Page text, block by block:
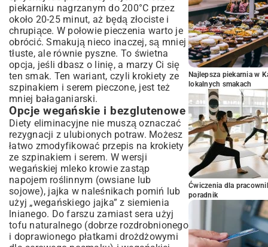
piekarniku nagrzanym do 200°C przez
około 20-25 minut, aż będą złociste i
chrupiące. W połowie pieczenia warto je
obrócić. Smakują nieco inaczej, są mniej
tłuste, ale równie pyszne. To świetna
opcja, jeśli dbasz o linię, a marzy Ci się
ten smak. Ten wariant, czyli krokiety ze
szpinakiem i serem pieczone, jest też
mniej bałaganiarski.
Opcje wegańskie i bezglutenowe
Diety eliminacyjne nie muszą oznaczać
rezygnacji z ulubionych potraw. Możesz
łatwo zmodyfikować przepis na krokiety
ze szpinakiem i serem. W wersji
wegańskiej mleko krowie zastąp
napojem roślinnym (owsiane lub
sojowe), jajka w naleśnikach pomiń lub
użyj „wegańskiego jajka” z siemienia
lnianego. Do farszu zamiast sera użyj
tofu naturalnego (dobrze rozdrobnionego
i doprawionego płatkami drożdżowymi
Najlepsza piekarnia w
lokalnych smakach
Ćwiczenia dla
poradnik